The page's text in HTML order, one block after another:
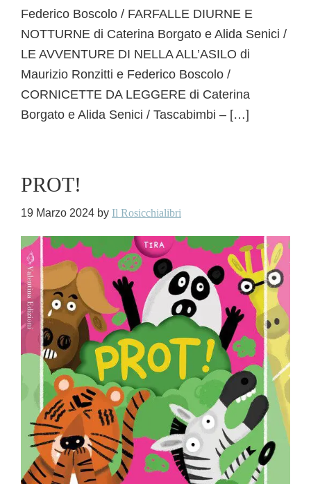
Federico Boscolo / FARFALLE DIURNE E
NOTTURNE di Caterina Borgato e Alida Senici /
LE AVVENTURE DI NELLA ALL’ASILO di
Maurizio Ronzitti e Federico Boscolo /
CORNICETTE DA LEGGERE di Caterina
Borgato e Alida Senici / Tascabimbi – […]
PROT!
19 Marzo 2024 by Il Rosicchialibri